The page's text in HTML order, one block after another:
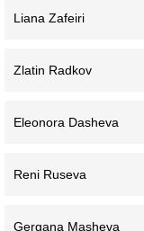
Liana Zafeiri
Zlatin Radkov
Eleonora Dasheva
Reni Ruseva
Gergana Masheva